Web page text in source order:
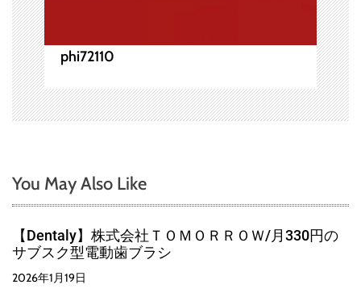
phi72110
You May Also Like
【Dentaly】株式会社ＴＯＭＯＲＲＯＷ/月330円の
サブスク型電動歯ブラシ
2026年1月19日